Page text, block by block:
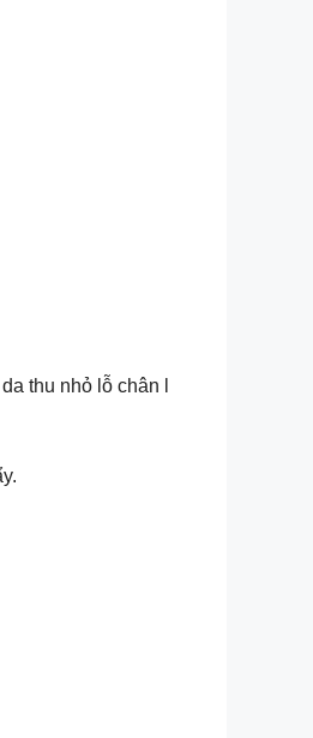
thu nhỏ lỗ chân l